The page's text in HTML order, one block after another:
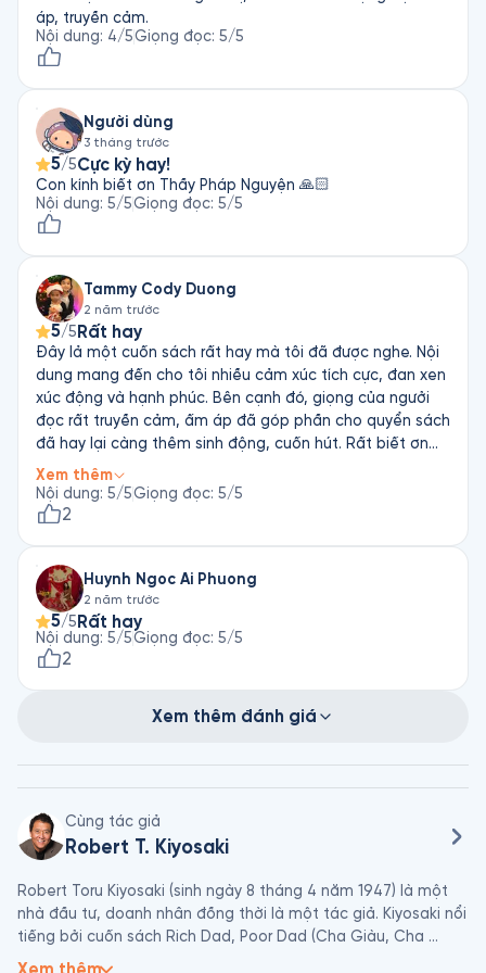
áp, truyền cảm.
Nội dung: 4/5Giọng đọc: 5/5
Người dùng
3 tháng trước
5/5Cực kỳ hay!
Con kính biết ơn Thầy Pháp Nguyện 🙏🏻
Nội dung: 5/5Giọng đọc: 5/5
Tammy Cody Duong
2 năm trước
5/5 Rất hay
Đây lả một cuốn sách rất hay mà tôi đã được nghe. Nội
dung mang đến cho tôi nhiều cảm xúc tích cực, đan xen
xúc động và hạnh phúc. Bên cạnh đó, giọng của ngưởi
đọc rất truyền cảm, ấm áp đã góp phần cho quyển sách
đã hay lại càng thêm sinh động, cuốn hút. Rất biết ơn
tác giả và người đọc cùng những người đã góp phần cho
tác phẩm này.
Xem thêm
Nội dung: 5/5Giọng đọc: 5/5
2
Huynh Ngoc Ai Phuong
2 năm trước
5/5 Rất hay
Nội dung: 5/5Giọng đọc: 5/5
2
Xem thêm đánh giá
Cùng tác giả
Robert T. Kiyosaki
Robert Toru Kiyosaki (sinh ngày 8 tháng 4 năm 1947) là một
nhà đầu tư, doanh nhân đồng thời là một tác giả. Kiyosaki nổi
tiếng bởi cuốn sách Rich Dad, Poor Dad (Cha Giàu, Cha
Nghèo). Ông đã viết 18 cuốn sách, bán tổng cộng 26 triệu
Xem thêm